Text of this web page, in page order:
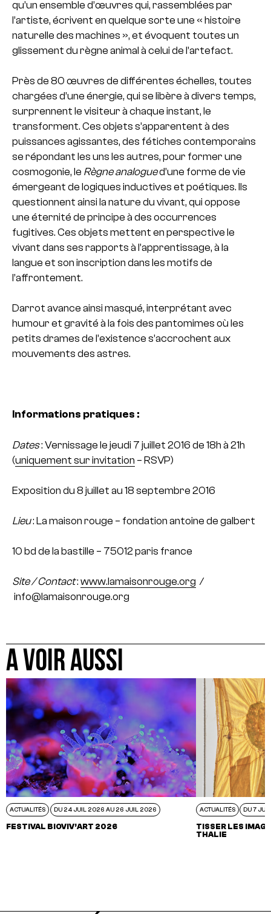
qu’un ensemble d’œuvres qui, rassemblées par
l’artiste, écrivent en quelque sorte une « histoire
naturelle des machines », et évoquent toutes un
glissement du règne animal à celui de l’artefact.
Près de 80 œuvres de différentes échelles, toutes
chargées d’une énergie, qui se libère à divers temps,
surprennent le visiteur à chaque instant, le
transforment. Ces objets s’apparentent à des
puissances agissantes, des fétiches contemporains
se répondant les uns les autres, pour former une
cosmogonie, le Règne analogued’une forme de vie
émergeant de logiques inductives et poétiques. Ils
questionnent ainsi la nature du vivant, qui oppose
une éternité de principe à des occurrences
fugitives. Ces objets mettent en perspective le
vivant dans ses rapports à l’apprentissage, à la
langue et son inscription dans les motifs de
l’affrontement.
Darrot avance ainsi masqué, interprétant avec
humour et gravité à la fois des pantomimes où les
petits drames de l’existence s’accrochent aux
mouvements des astres.
Informations pratiques :
Dates: Vernissage le jeudi 7 juillet 2016 de 18h à 21h
(uniquement sur invitation – RSVP)
Exposition du 8 juillet au 18 septembre 2016
Lieu: La maison rouge – fondation antoine de galbert
10 bd de la bastille – 75012 paris france
Site / Contact: www.lamaisonrouge.org /
info@lamaisonrouge.org
A VOIR AUSSI
ACTUALITÉS DU 24 JUIL 2026 AU 26 JUIL 2026
FESTIVAL BIOVIV’ART 2026
ACTUALITÉS DU 7
TISSER LES
THALIE